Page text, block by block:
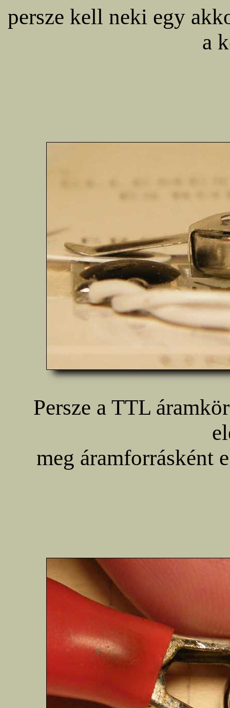
persze kell neki egy
a
Persze a TTL
meg áramforrásként